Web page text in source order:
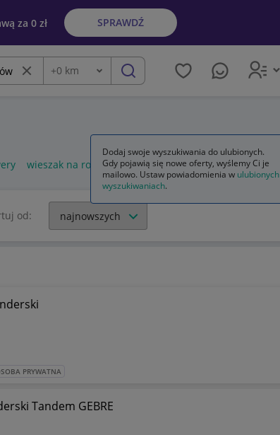
za 0 zł SPRAWDŹ
Wyczyść frazę
Odległość
+0 km szukaj
wieszak na rower
od:
PRYWATNA
Tandem GEBRE
Dodaj swoje wyszukiwania do ulubionych.
Gdy pojawią się nowe oferty, wyślemy Ci je
mailowo. Ustaw powiadomienia w ulubionych
wyszukiwaniach.